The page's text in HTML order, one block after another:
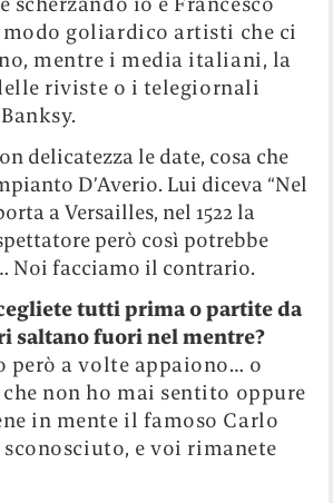
goliardico artisti che ci
mentre i media italiani, la
riviste o i telegiornali
delicatezza le date, cosa che
D’Averio. Lui diceva “Nel
a Versailles, nel 1522 la
però così potrebbe
Noi facciamo il contrario.
tutti prima o partite da
saltano fuori nel mentre?
però a volte appaiono… o
che non ho mai sentito oppure
in mente il famoso Carlo
e voi rimanete